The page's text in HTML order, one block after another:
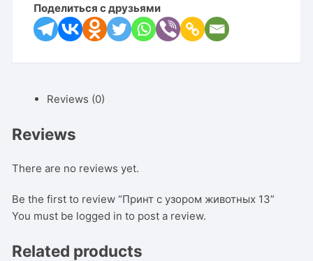
Поделиться с друзьями
Reviews (0)
Reviews
There are no reviews yet.
Be the first to review “Принт с узором животных 13”
You must be logged in to post a review.
Related products